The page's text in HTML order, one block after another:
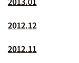
2012.12
2012.11